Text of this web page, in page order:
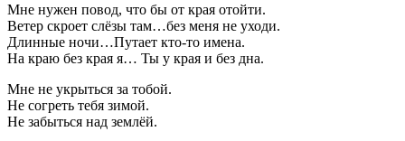
Мне нужен повод, что бы от края отойти.
Ветер скроет слёзы там…без меня не уходи.
Длинные ночи…Путает кто-то имена.
На краю без края я… Ты у края и без дна.
Мне не укрыться за тобой.
Не согреть тебя зимой.
Не забыться над землёй.